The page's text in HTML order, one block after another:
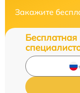
Закажите
Бесплатная